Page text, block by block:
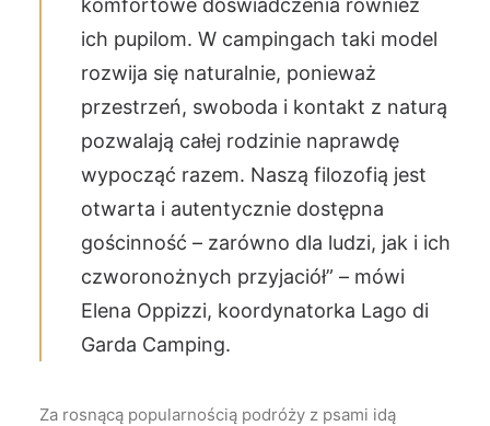
komfortowe doświadczenia również
ich pupilom. W campingach taki model
rozwija się naturalnie, ponieważ
przestrzeń, swoboda i kontakt z naturą
pozwalają całej rodzinie naprawdę
wypocząć razem. Naszą filozofią jest
otwarta i autentycznie dostępna
gościnność – zarówno dla ludzi, jak i ich
czworonożnych przyjaciół” – mówi
Elena Oppizzi, koordynatorka Lago di
Garda Camping.
Za rosnącą popularnością podróży z psami idą